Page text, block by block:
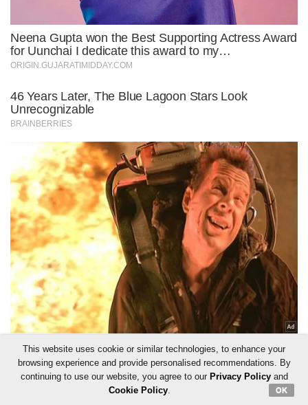
This website uses cookie or similar technologies, to enhance your
browsing experience and provide personalised recommendations. By
continuing to use our website, you agree to our Privacy Policyand
Cookie Policy. OK